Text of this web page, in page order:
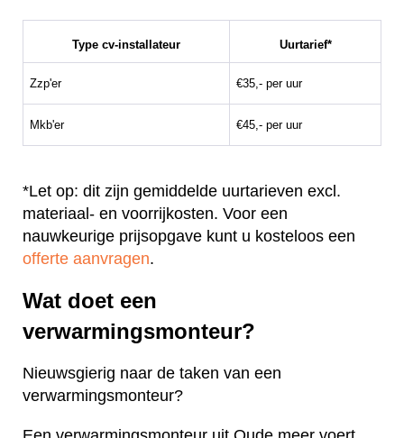
Type cv-installateur Uurtarief*
Zzp'er €35,- per uur
Mkb'er €45,- per uur
*Let op: dit zijn gemiddelde uurtarieven excl.
materiaal- en voorrijkosten. Voor een
nauwkeurige prijsopgave kunt u kosteloos een
offerte aanvragen.
Wat doet een
verwarmingsmonteur?
Nieuwsgierig naar de taken van een
verwarmingsmonteur?